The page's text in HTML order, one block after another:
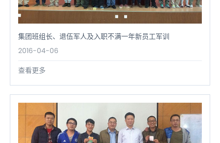
集团班组长、退伍军人及入职不满一年新员工军训
2016-04-06
查看更多